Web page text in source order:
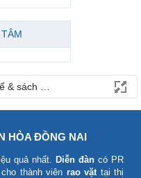
& sách báo
HÒA ĐỒNG NAI
quả nhất. Diễn đàn có PR
thành viên rao vặt tại thị